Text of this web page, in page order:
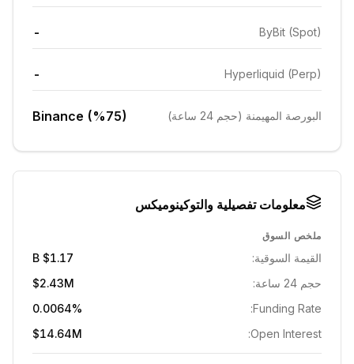
ByBit (Spot)
-
Hyperliquid (Perp)
-
البورصة المهيمنة (حجم 24 ساعة) Binance (%75)
معلومات تفصيلية والتوكينوميكس
ملخص السوق
القيمة السوقية:
$1.17 B
حجم 24 ساعة:
$2.43M
Funding Rate:
0.0064%
Open Interest:
$14.64M